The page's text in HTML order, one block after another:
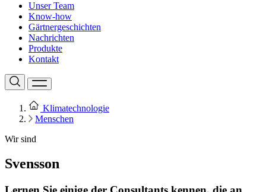
Unser Team
Know-how
Gärtnergeschichten
Nachrichten
Produkte
Kontakt
Klimatechnologie
Menschen
Wir sind
Svensson